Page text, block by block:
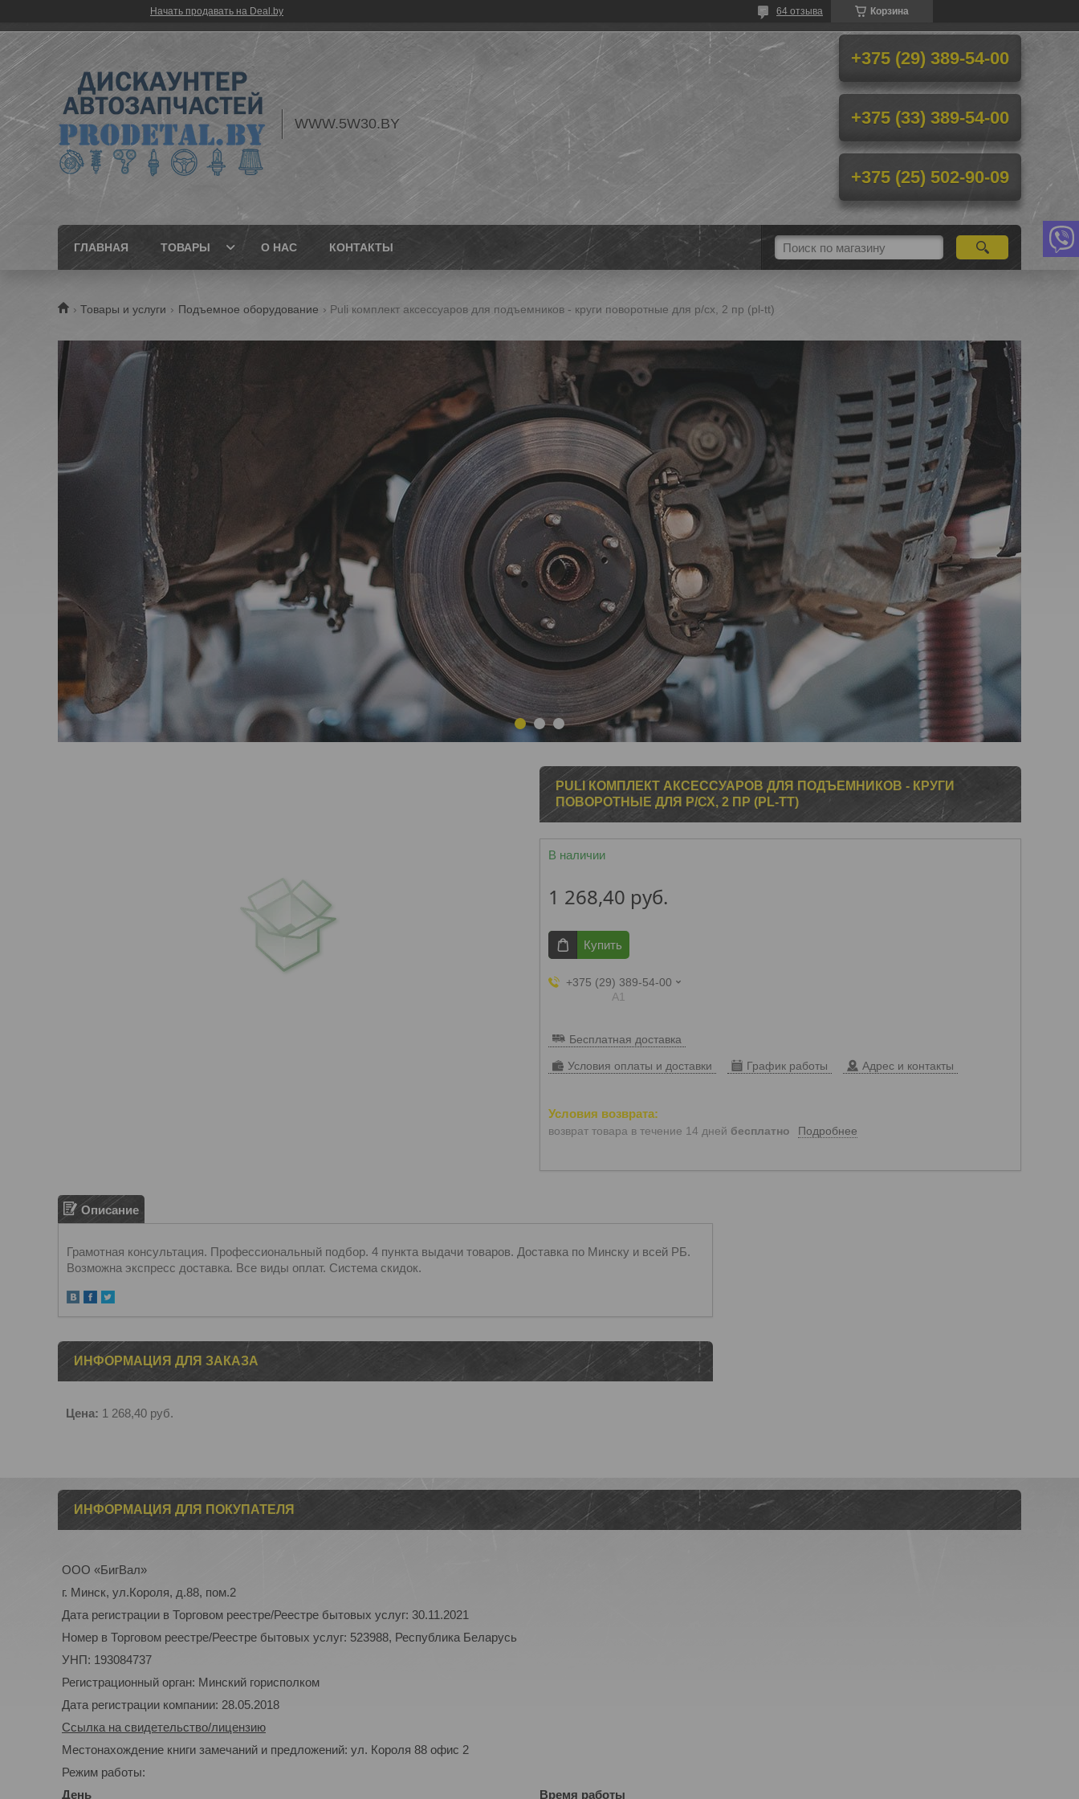
Начать продавать на Deal.by Корзина
64 отзыва
WWW.5W30.BY
+375 (29) 389-54-00
+375 (33) 389-54-00
+375 (25) 502-90-09
ГЛАВНАЯ ТОВАРЫ О НАС КОНТАКТЫ
Товары и услуги Подъемное оборудование Puli комплект аксессуаров для подъемников - круги поворотные для р/сх, 2 пр (pl-tt)
PULI КОМПЛЕКТ АКСЕССУАРОВ ДЛЯ ПОДЪЕМНИКОВ - КРУГИ
ПОВОРОТНЫЕ ДЛЯ Р/СХ, 2 ПР (PL-TT)
В наличии
1 268,40 руб.
Купить
+375 (29) 389-54-00
А1
Бесплатная доставка
Условия оплаты и доставки График работы Адрес и контакты
возврат товара в течение 14 дней бесплатно Подробнее
Описание
Грамотная консультация. Профессиональный подбор. 4 пункта выдачи товаров. Доставка по Минску и всей РБ.
Возможна экспресс доставка. Все виды оплат. Система скидок.
ИНФОРМАЦИЯ ДЛЯ ЗАКАЗА
Цена: 1 268,40 руб.
ИНФОРМАЦИЯ ДЛЯ ПОКУПАТЕЛЯ
ООО «БигВал»
г. Минск, ул.Короля, д.88, пом.2
Дата регистрации в Торговом реестре/Реестре бытовых услуг: 30.11.2021
Номер в Торговом реестре/Реестре бытовых услуг: 523988, Республика Беларусь
УНП: 193084737
Регистрационный орган: Минский горисполком
Дата регистрации компании: 28.05.2018
Ссылка на свидетельство/лицензию
Местонахождение книги замечаний и предложений: ул. Короля 88 офис 2
Режим работы:
День
Время работы